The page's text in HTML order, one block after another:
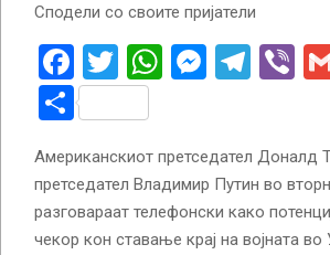
Сподели со своите пријатели
Facebook
Twitter
WhatsApp
Share
Американскиот претседател Доналд
претседател Владимир Путин во
разговараат телефонски како
чекор кон ставање крај на војната во